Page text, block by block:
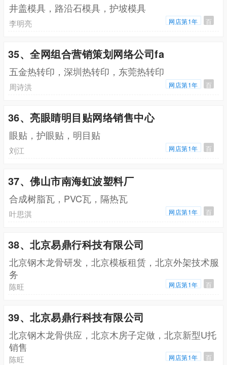
井盖模具，路沿石模具，护坡模具
李明亮 网店第1年 百
35、全网组合营销策划网络公司fa
五金热转印，深圳热转印，东莞热转印
周诗洪 网店第1年 百
36、亮眼睛明目贴网络销售中心
眼贴，护眼贴，明目贴
刘江 网店第1年 百
37、佛山市南海虹波塑料厂
合成树脂瓦，PVC瓦，隔热瓦
叶思淇 网店第1年 百
38、北京易鼎行科技有限公司
北京钢木龙骨研发，北京模板租赁，北京外架技术服
务
陈旺 网店第1年 百
39、北京易鼎行科技有限公司
北京钢木龙骨供应，北京木房子定做，北京新型U托
销售
陈旺 网店第1年 百